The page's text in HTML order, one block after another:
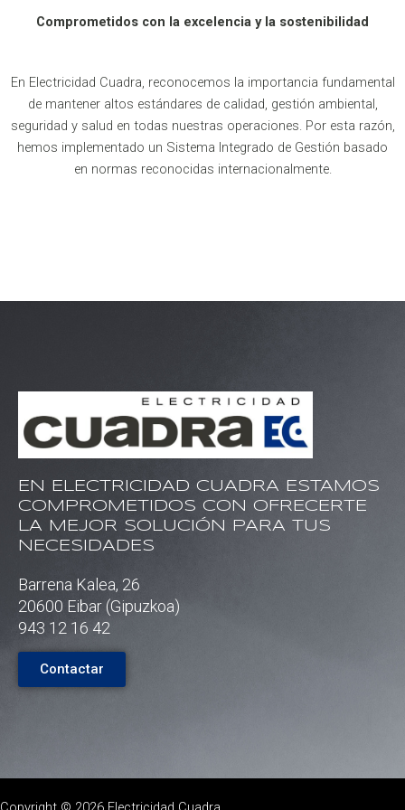
Comprometidos con la excelencia y la sostenibilidad
En Electricidad Cuadra, reconocemos la importancia fundamental
de mantener altos estándares de calidad, gestión ambiental,
seguridad y salud en todas nuestras operaciones. Por esta razón,
hemos implementado un Sistema Integrado de Gestión basado
en normas reconocidas internacionalmente.
EN ELECTRICIDAD CUADRA ESTAMOS
COMPROMETIDOS CON OFRECERTE
LA MEJOR SOLUCIÓN PARA TUS
NECESIDADES
Barrena Kalea, 26
20600 Eibar (Gipuzkoa)
943 12 16 42
Contactar